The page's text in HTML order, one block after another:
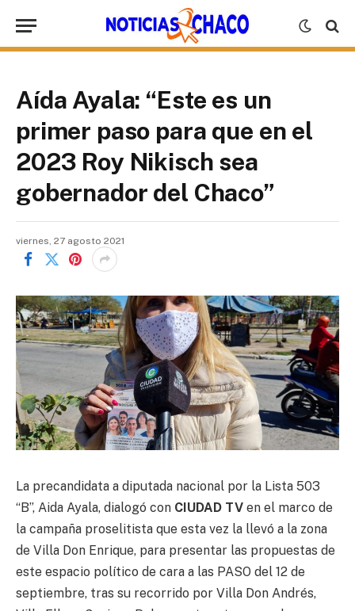
Aída Ayala: “Este es un
primer paso para que en el
2023 Roy Nikisch sea
gobernador del Chaco”
viernes, 27 agosto 2021
La precandidata a diputada nacional por la Lista 503
“B”, Aida Ayala, dialogó con CIUDAD TV en el marco de
la campaña proselitista que esta vez la llevó a la zona
de Villa Don Enrique, para presentar las propuestas de
este espacio político de cara a las PASO del 12 de
septiembre, tras su recorrido por Villa Don Andrés,